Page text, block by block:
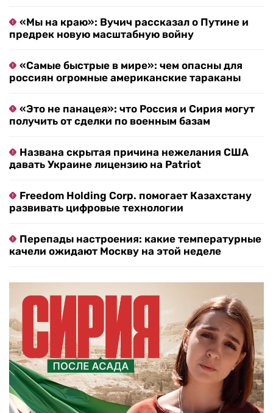
«Мы на краю»: Вучич рассказал о Путине и
предрек новую масштабную войну
«Самые быстрые в мире»: чем опасны для
россиян огромные американские тараканы
«Это не панацея»: что Россия и Сирия могут
получить от сделки по военным базам
Названа скрытая причина нежелания США
давать Украине лицензию на Patriot
Freedom Holding Corp. помогает Казахстану
развивать цифровые технологии
Перепады настроения: какие температурные
качели ожидают Москву на этой неделе